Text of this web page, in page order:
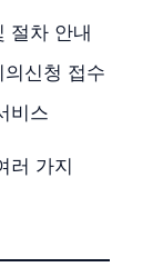
절차 안내
신청 접수
비스
러 가지